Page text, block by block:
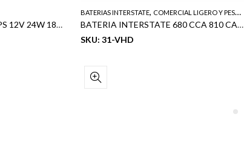
BATERIA INTERSTATE UPS 12V 24W 187/250 HIGHRITE
BATERIAS INTERSTATE, COMERCIAL LIGERO Y PESADO
BATERIA INTERSTATE 680 CCA 810 CA 130 RC 75 AH 17/12 DE TORNILLO
SKU: 31-VHD